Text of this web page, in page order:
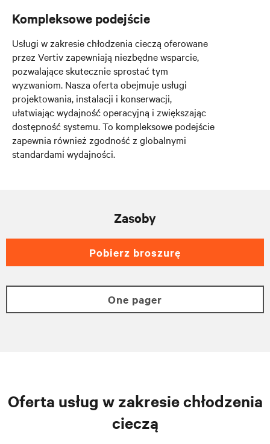
Kompleksowe podejście
Usługi w zakresie chłodzenia cieczą oferowane
przez Vertiv zapewniają niezbędne wsparcie,
pozwalające skutecznie sprostać tym
wyzwaniom. Nasza oferta obejmuje usługi
projektowania, instalacji i konserwacji,
ułatwiając wydajność operacyjną i zwiększając
dostępność systemu. To kompleksowe podejście
zapewnia również zgodność z globalnymi
standardami wydajności.
Zasoby
Pobierz broszurę
One pager
Oferta usług w zakresie chłodzenia
cieczą